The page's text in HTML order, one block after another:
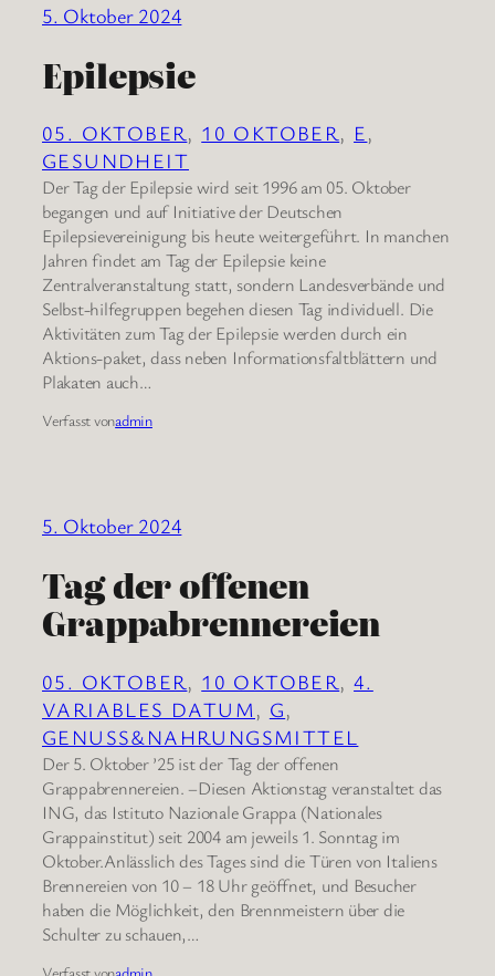
5. Oktober 2024
Epilepsie
05. OKTOBER, 10 OKTOBER, E
GESUNDHEIT
Der Tag der Epilepsie wird seit 1996 am 05. Oktober
begangen und auf Initiative der Deutschen
Epilepsievereinigung bis heute weitergeführt. In manchen
Jahren findet am Tag der Epilepsie keine
Zentralveranstaltung statt, sondern Landesverbände und
Selbst-hilfegruppen begehen diesen Tag individuell. Die
Aktivitäten zum Tag der Epilepsie werden durch ein
Aktions-paket, dass neben Informationsfaltblättern und
Plakaten auch…
Verfasst vonadmin
5. Oktober 2024
Tag der offenen
Grappabrennereien
05. OKTOBER, 10 OKTOBER, 4.
VARIABLES DATUM , G
GENUSS&NAHRUNGSMITTEL
Der 5. Oktober ’25 ist der Tag der offenen
Grappabrennereien. –Diesen Aktionstag veranstaltet das
ING, das Istituto Nazionale Grappa (Nationales
Grappainstitut) seit 2004 am jeweils 1. Sonntag im
Oktober.Anlässlich des Tages sind die Türen von Italiens
Brennereien von 10 – 18 Uhr geöffnet, und Besucher
haben die Möglichkeit, den Brennmeistern über die
Schulter zu schauen,…
Verfasst vonadmin